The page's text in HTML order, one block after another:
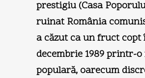
prestigiu (Casa
ruinat România
a căzut ca un fruct copt
decembrie 1989 printr-
populară, oarecum